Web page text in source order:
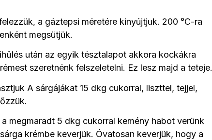
a gáztepsi méretére kinyújtjuk. 200 °C-ra
megsütjük.
után az egyik tésztalapot akkora kockákra
szeretnénk felszeletelni. Ez lesz majd a teteje.
A sárgájákat 15 dkg cukorral, liszttel, tejjel,
megmaradt 5 dkg cukorral kemény habot verünk
krémbe keverjük. Óvatosan keverjük, hogy a